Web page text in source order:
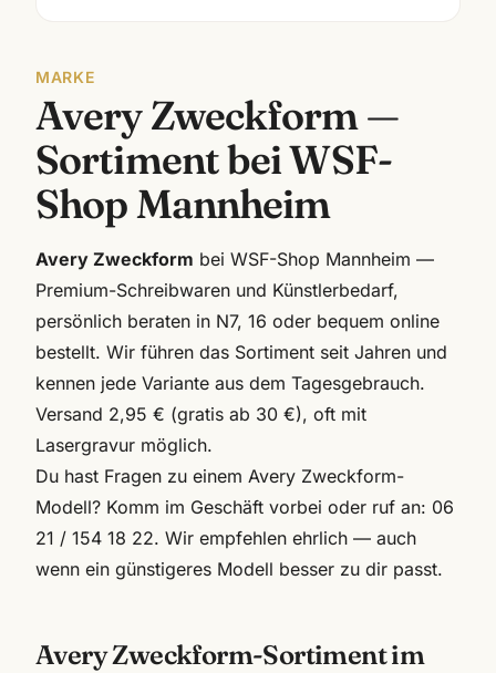
MARKE
Avery Zweckform—
Sortiment bei WSF-
Shop Mannheim
Avery Zweckform bei WSF-Shop Mannheim —
Premium-Schreibwaren und Künstlerbedarf,
persönlich beraten in N7, 16 oder bequem online
bestellt. Wir führen das Sortiment seit Jahren und
kennen jede Variante aus dem Tagesgebrauch.
Versand 2,95 € (gratis ab 30 €), oft mit
Lasergravur möglich.
Du hast Fragen zu einem Avery Zweckform-
Modell? Komm im Geschäft vorbei oder ruf an: 06
21 / 154 18 22. Wir empfehlen ehrlich — auch
wenn ein günstigeres Modell besser zu dir passt.
Avery Zweckform-Sortiment im